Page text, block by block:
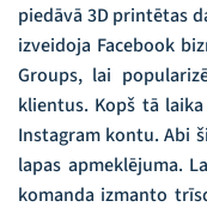
piedāvā 3D printētas
izveidoja Facebook
Groups, lai
klientus. Kopš tā
Instagram kontu. Abi
lapas apmeklējuma.
komanda izmanto